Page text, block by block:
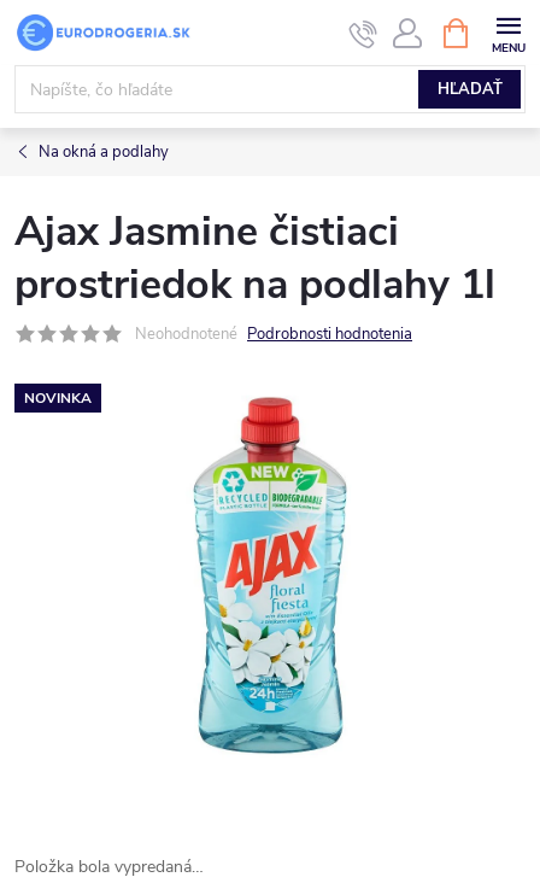
Prejsť
obsah
HĽADAŤ
KOŠÍK
Na okná a podlahy
Ajax Jasmine čistiaci
prostriedok na podlahy 1l
Neohodnotené Podrobnosti hodnotenia
NOVINKA
Položka bola vypredaná…